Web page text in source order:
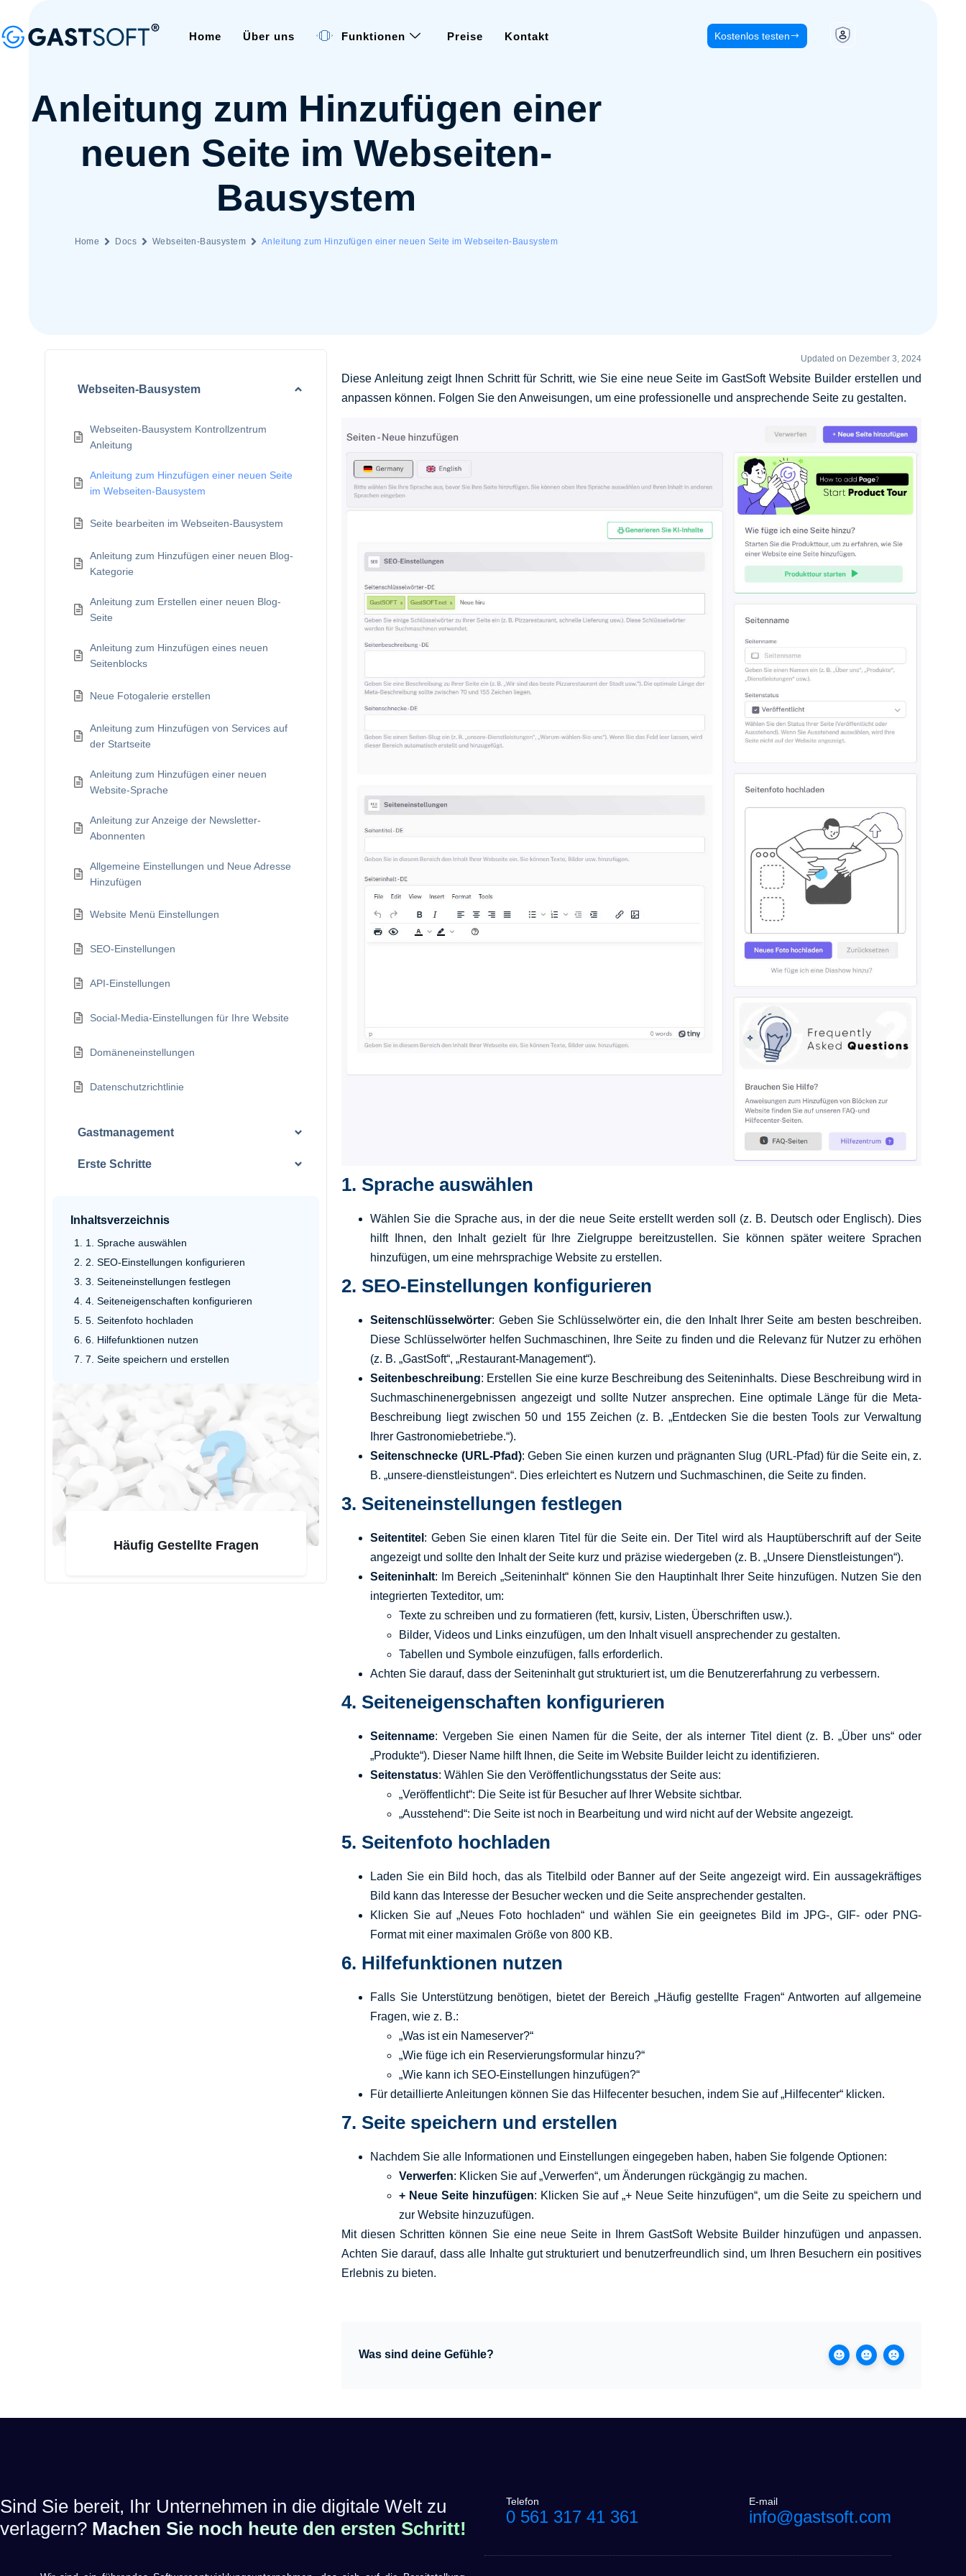
Home Über uns Funktionen Preise Kontakt Kostenlos testen
Anleitung zum Hinzufügen einer
neuen Seite im Webseiten-
Bausystem
Home Docs Webseiten-Bausystem Anleitung zum Hinzufügen einer neuen Seite im Webseiten-Bausystem
Webseiten-Bausystem
Webseiten-Bausystem Kontrollzentrum
Anleitung
Anleitung zum Hinzufügen einer neuen Seite
im Webseiten-Bausystem
Seite bearbeiten im Webseiten-Bausystem
Anleitung zum Hinzufügen einer neuen Blog-
Kategorie
Anleitung zum Erstellen einer neuen Blog-
Seite
Anleitung zum Hinzufügen eines neuen
Seitenblocks
Neue Fotogalerie erstellen
Anleitung zum Hinzufügen von Services auf
der Startseite
Anleitung zum Hinzufügen einer neuen
Website-Sprache
Anleitung zur Anzeige der Newsletter-
Abonnenten
Allgemeine Einstellungen und Neue Adresse
Hinzufügen
Website Menü Einstellungen
SEO-Einstellungen
API-Einstellungen
Social-Media-Einstellungen für Ihre Website
Domäneneinstellungen
Datenschutzrichtlinie
Gastmanagement
Erste Schritte
Inhaltsverzeichnis
1. Sprache auswählen
2. SEO-Einstellungen konfigurieren
3. Seiteneinstellungen festlegen
4. Seiteneigenschaften konfigurieren
5. Seitenfoto hochladen
6. Hilfefunktionen nutzen
7. Seite speichern und erstellen
Häufig Gestellte Fragen
Updated on Dezember 3, 2024
Diese Anleitung zeigt Ihnen Schritt für Schritt, wie Sie eine neue Seite im GastSoft Website Builder erstellen und
anpassen können. Folgen Sie den Anweisungen, um eine professionelle und ansprechende Seite zu gestalten.
1. Sprache auswählen
Wählen Sie die Sprache aus, in der die neue Seite erstellt werden soll (z. B. Deutsch oder Englisch). Dies
hilft Ihnen, den Inhalt gezielt für Ihre Zielgruppe bereitzustellen. Sie können später weitere Sprachen
hinzufügen, um eine mehrsprachige Website zu erstellen.
2. SEO-Einstellungen konfigurieren
Seitenschlüsselwörter: Geben Sie Schlüsselwörter ein, die den Inhalt Ihrer Seite am besten beschreiben.
Diese Schlüsselwörter helfen Suchmaschinen, Ihre Seite zu finden und die Relevanz für Nutzer zu erhöhen
(z. B. „GastSoft“, „Restaurant-Management“).
Seitenbeschreibung: Erstellen Sie eine kurze Beschreibung des Seiteninhalts. Diese Beschreibung wird in
Suchmaschinenergebnissen angezeigt und sollte Nutzer ansprechen. Eine optimale Länge für die Meta-
Beschreibung liegt zwischen 50 und 155 Zeichen (z. B. „Entdecken Sie die besten Tools zur Verwaltung
Ihrer Gastronomiebetriebe.“).
Seitenschnecke (URL-Pfad): Geben Sie einen kurzen und prägnanten Slug (URL-Pfad) für die Seite ein, z.
B. „unsere-dienstleistungen“. Dies erleichtert es Nutzern und Suchmaschinen, die Seite zu finden.
3. Seiteneinstellungen festlegen
Seitentitel : Geben Sie einen klaren Titel für die Seite ein. Der Titel wird als Hauptüberschrift auf der Seite
angezeigt und sollte den Inhalt der Seite kurz und präzise wiedergeben (z. B. „Unsere Dienstleistungen“).
Seiteninhalt: Im Bereich „Seiteninhalt“ können Sie den Hauptinhalt Ihrer Seite hinzufügen. Nutzen Sie den
integrierten Texteditor, um:
Texte zu schreiben und zu formatieren (fett, kursiv, Listen, Überschriften usw.).
Bilder, Videos und Links einzufügen, um den Inhalt visuell ansprechender zu gestalten.
Tabellen und Symbole einzufügen, falls erforderlich.
Achten Sie darauf, dass der Seiteninhalt gut strukturiert ist, um die Benutzererfahrung zu verbessern.
4. Seiteneigenschaften konfigurieren
Seitenname: Vergeben Sie einen Namen für die Seite, der als interner Titel dient (z. B. „Über uns“ oder
„Produkte“). Dieser Name hilft Ihnen, die Seite im Website Builder leicht zu identifizieren.
Seitenstatus: Wählen Sie den Veröffentlichungsstatus der Seite aus:
„Veröffentlicht“: Die Seite ist für Besucher auf Ihrer Website sichtbar.
„Ausstehend“: Die Seite ist noch in Bearbeitung und wird nicht auf der Website angezeigt.
5. Seitenfoto hochladen
Laden Sie ein Bild hoch, das als Titelbild oder Banner auf der Seite angezeigt wird. Ein aussagekräftiges
Bild kann das Interesse der Besucher wecken und die Seite ansprechender gestalten.
Klicken Sie auf „Neues Foto hochladen“ und wählen Sie ein geeignetes Bild im JPG-, GIF- oder PNG-
Format mit einer maximalen Größe von 800 KB.
6. Hilfefunktionen nutzen
Falls Sie Unterstützung benötigen, bietet der Bereich „Häufig gestellte Fragen“ Antworten auf allgemeine
Fragen, wie z. B.:
„Was ist ein Nameserver?“
„Wie füge ich ein Reservierungsformular hinzu?“
„Wie kann ich SEO-Einstellungen hinzufügen?“
Für detaillierte Anleitungen können Sie das Hilfecenter besuchen, indem Sie auf „Hilfecenter“ klicken.
7. Seite speichern und erstellen
Nachdem Sie alle Informationen und Einstellungen eingegeben haben, haben Sie folgende Optionen:
Verwerfen: Klicken Sie auf „Verwerfen“, um Änderungen rückgängig zu machen.
+ Neue Seite hinzufügen: Klicken Sie auf „+ Neue Seite hinzufügen“, um die Seite zu speichern und
zur Website hinzuzufügen.
Mit diesen Schritten können Sie eine neue Seite in Ihrem GastSoft Website Builder hinzufügen und anpassen.
Achten Sie darauf, dass alle Inhalte gut strukturiert und benutzerfreundlich sind, um Ihren Besuchern ein positives
Erlebnis zu bieten.
Was sind deine Gefühle?
Sind Sie bereit, Ihr Unternehmen in die digitale Welt zu
verlagern? Machen Sie noch heute den ersten Schritt!
Telefon
0 561 317 41 361
E-mail
info@gastsoft.com